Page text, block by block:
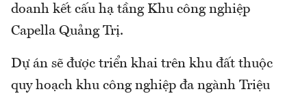
doanh kết cấu hạ tầng Khu công nghiệp
Capella Quảng Trị.
Dự án sẽ được triển khai trên khu đất thuộc
quy hoạch khu công nghiệp đa ngành Triệu